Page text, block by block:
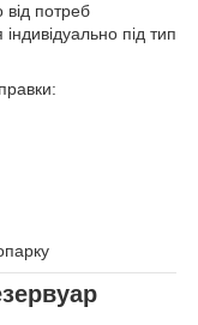
від потреб
під тип